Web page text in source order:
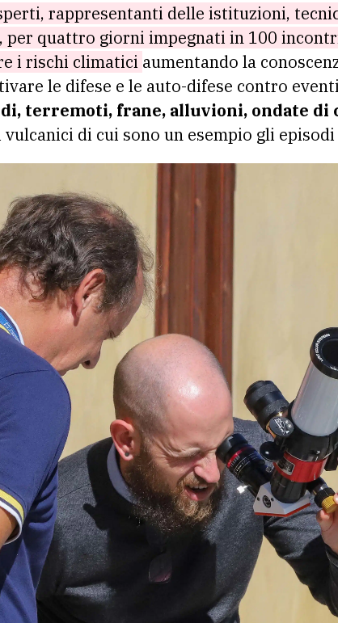
rappresentanti delle istituzioni,
per quattro giorni impegnati in 100
i rischi climatici aumentando la
le difese e le auto-difese contro
terremoti, frane, alluvioni, ondate di
di cui sono un esempio gli